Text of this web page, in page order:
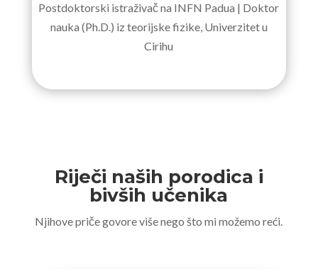
Postdoktorski istraživač na INFN Padua | Doktor
nauka (Ph.D.) iz teorijske fizike, Univerzitet u
Cirihu
Riječi naših porodica i
bivših učenika
Njihove priče govore više nego što mi možemo reći.